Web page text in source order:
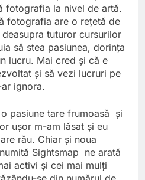
fotografia la nivel de artă.
fotografia are o reţetă de
tuturor cursurilor
să stea pasiunea, dorinţa
lucru. Mai cred şi că e
şi să vezi lucruri pe
ignora.
pasiune tare frumoasă şi
uşor m-am lăsat şi eu
rău. Chiar şi noua
Sightsmap ne arată
activi şi cei mai mulţi